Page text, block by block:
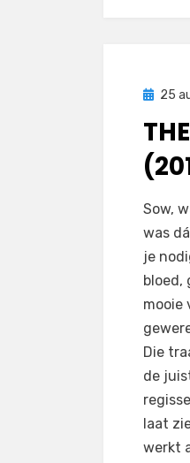
25
door
3
Sow,
was
je
bloed,
mooie
Die
de
laat
werkt